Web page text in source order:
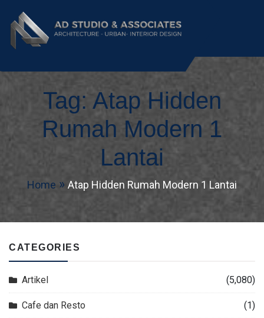
AD Studio – Jasa
Arsitek Profesional
Bersertifikasi
AD Studio – Jasa Arsitek Profesional
Tag: Atap Hidden
Rumah Modern 1
Lantai
Home Atap Hidden Rumah Modern 1 Lantai
CATEGORIES
Artikel (5,080)
Cafe dan Resto (1)